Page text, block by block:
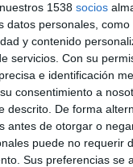
1538 socios
datos personales,
y contenido
servicios. Con su
e identificación
consentimiento a
descrito. De forma
antes de otorgar o
puede no requerir
Sus preferencias se